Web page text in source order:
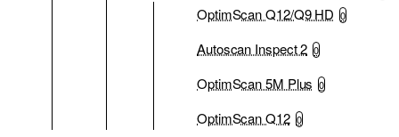
OptimScan Q12/Q9 HD 0
Autoscan Inspect 2 0
OptimScan 5M Plus 0
OptimScan Q12 0